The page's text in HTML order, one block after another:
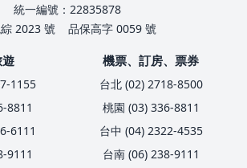
統一編號：22835878
2023 號
品保高字 0059 號
1155
8811
6111
9111
機票、訂房、票券
台北 (02) 2718-8500
桃園 (03) 336-8811
台中 (04) 2322-4535
台南 (06) 238-9111